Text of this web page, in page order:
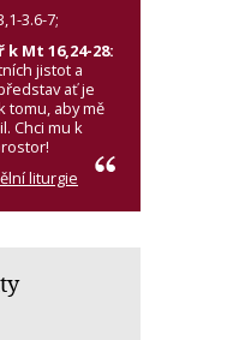
3.6-7;
Mt 16,24-28:
jistot a
ať je
tomu, aby mě
Chci mu k
liturgie